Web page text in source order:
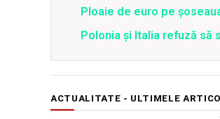
Ploaie de euro pe
Polonia și Italia refuză să
ACTUALITATE - ULTIMELE